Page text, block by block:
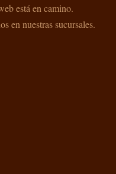
está en camino.
en nuestras sucursales.